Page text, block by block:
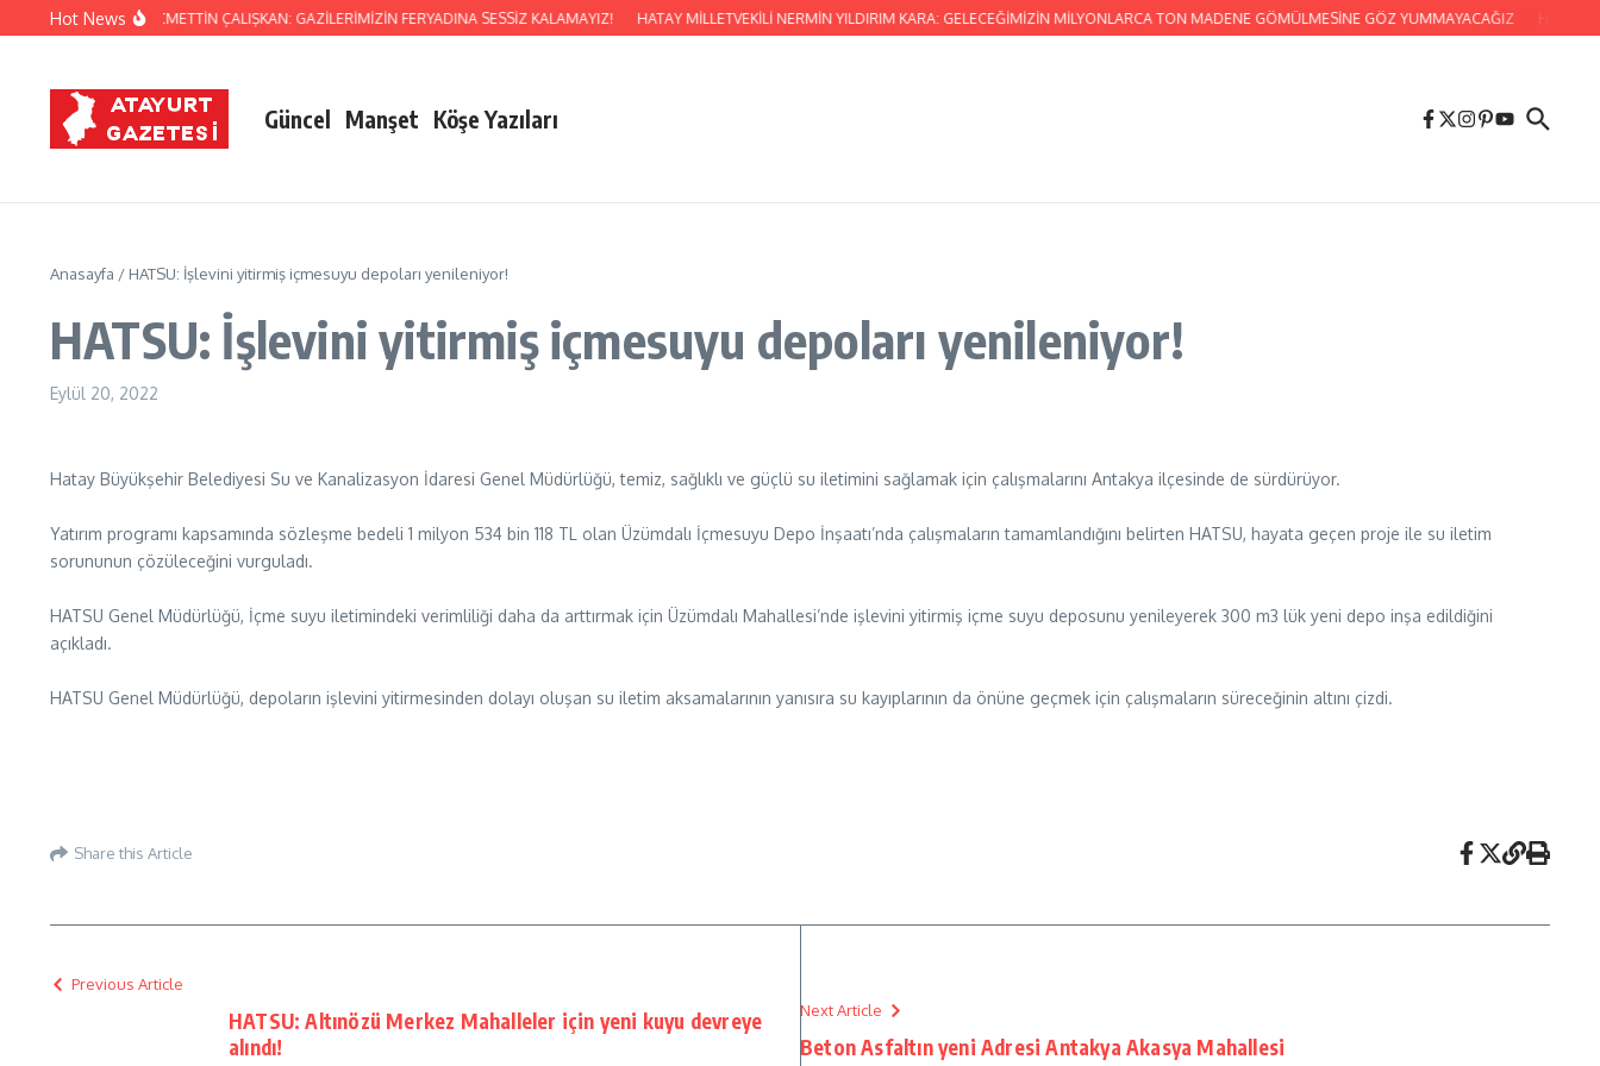
İçeriğe atlaHot News
MİLLETVEKİLİ NECMETTİN ÇALIŞKAN: GAZİLERİMİZİN FERYADINA SESSİZ KALAMAYIZ! HATAY MİLLETVEKİLİ NERMİN YILDIRIM KARA: GELECEĞİMİZİN MİLYONLARCA TON MADENE GÖMÜLMESİNE GÖZ YUMMAYACAĞIZ HATAY
Güncel Manşet Köşe Yazıları
Anasayfa / HATSU: İşlevini yitirmiş içmesuyu depoları yenileniyor!
HATSU: İşlevini yitirmiş içmesuyu depoları yenileniyor!
Eylül 20, 2022
Hatay Büyükşehir Belediyesi Su ve Kanalizasyon İdaresi Genel Müdürlüğü, temiz, sağlıklı ve güçlü su iletimini sağlamak için çalışmalarını Antakya ilçesinde de sürdürüyor.
Yatırım programı kapsamında sözleşme bedeli 1 milyon 534 bin 118 TL olan Üzümdalı İçmesuyu Depo İnşaatı’nda çalışmaların tamamlandığını belirten HATSU, hayata geçen proje ile su iletim
sorununun çözüleceğini vurguladı.
HATSU Genel Müdürlüğü, İçme suyu iletimindeki verimliliği daha da arttırmak için Üzümdalı Mahallesi’nde işlevini yitirmiş içme suyu deposunu yenileyerek 300 m3 lük yeni depo inşa edildiğini
açıkladı.
HATSU Genel Müdürlüğü, depoların işlevini yitirmesinden dolayı oluşan su iletim aksamalarının yanısıra su kayıplarının da önüne geçmek için çalışmaların süreceğinin altını çizdi.
Share this Article
Previous Article
HATSU: Altınözü Merkez Mahalleler için yeni kuyu devreye
alındı!
Next Article
Beton Asfaltın yeni Adresi Antakya Akasya Mahallesi